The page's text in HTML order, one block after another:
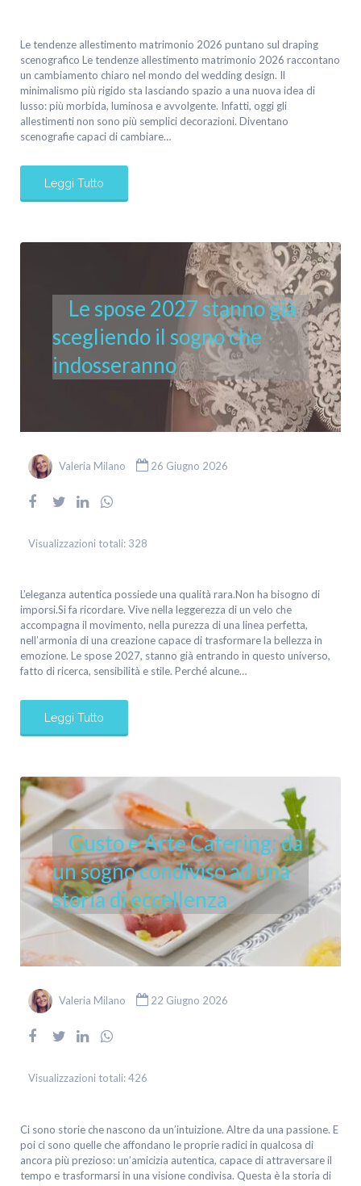
Le tendenze allestimento matrimonio 2026 puntano sul draping
scenografico Le tendenze allestimento matrimonio 2026 raccontano
un cambiamento chiaro nel mondo del wedding design. Il
minimalismo più rigido sta lasciando spazio a una nuova idea di
lusso: più morbida, luminosa e avvolgente. Infatti, oggi gli
allestimenti non sono più semplici decorazioni. Diventano
scenografie capaci di cambiare…
Leggi Tutto
Le spose 2027 stanno già
scegliendo il sogno che
indosseranno
Valeria Milano 26 Giugno 2026
Visualizzazioni totali: 328
L’eleganza autentica possiede una qualità rara.Non ha bisogno di
imporsi.Si fa ricordare. Vive nella leggerezza di un velo che
accompagna il movimento, nella purezza di una linea perfetta,
nell’armonia di una creazione capace di trasformare la bellezza in
emozione. Le spose 2027, stanno già entrando in questo universo,
fatto di ricerca, sensibilità e stile. Perché alcune…
Leggi Tutto
Gusto e Arte Catering: da
un sogno condiviso ad una
storia di eccellenza
Valeria Milano 22 Giugno 2026
Visualizzazioni totali:426
Ci sono storie che nascono da un’intuizione. Altre da una passione. E
poi ci sono quelle che affondano le proprie radici in qualcosa di
ancora più prezioso: un’amicizia autentica, capace di attraversare il
tempo e trasformarsi in una visione condivisa. Questa è la storia di